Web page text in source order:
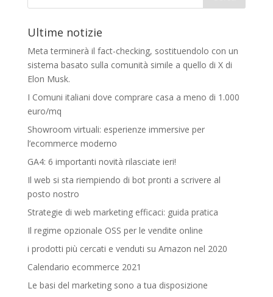
Ultime notizie
Meta terminerà il fact-checking, sostituendolo con un
sistema basato sulla comunità simile a quello di X di
Elon Musk.
I Comuni italiani dove comprare casa a meno di 1.000
euro/mq
Showroom virtuali: esperienze immersive per
l’ecommerce moderno
GA4: 6 importanti novità rilasciate ieri!
Il web si sta riempiendo di bot pronti a scrivere al
posto nostro
Strategie di web marketing efficaci: guida pratica
Il regime opzionale OSS per le vendite online
i prodotti più cercati e venduti su Amazon nel 2020
Calendario ecommerce 2021
Le basi del marketing sono a tua disposizione